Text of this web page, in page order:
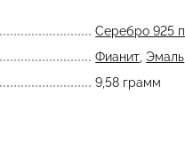
Серебро 925
Фианит Эмаль
9,58 грамм